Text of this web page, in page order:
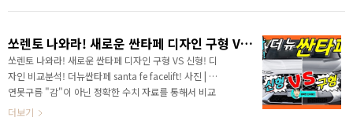
언제나 시장에서 징검다리 ..
을 알려드리고 달린 반응을 살펴보겠습니다. # 영상으로
기에 출시될 제네시스 GV70의 빠른 소식을 전달하는
"GV70 CLUB"에서 새롭게 출시될 싼타페 페이스리프트
의 선명한 사진을 포착했습니다. 국내 도로에서 한두 장
의 스틸 사진이 포착되기는 했지만, 형체를 완전히 알아
드램프가 통합되면서 좌우로 길게 펼쳐진 디자인은 구..
쏘렌토 나와라! 새로운 싼타페 디자인 구형 VS 신형! 디자인 비교분석! 더뉴싼타페 santa fe facelift!
쏘렌토 나와라! 새로운 싼타페 디자인 구형 VS 신형! 디
자인 비교분석! 더뉴싼타페 santa fe facelift! 사진 | 글,
연못구름 "감"이 아닌 정확한 수치 자료를 통해서 비교
분석 자료를 제시하는 연못구름입니다! 안녕하세요? 연
더보기